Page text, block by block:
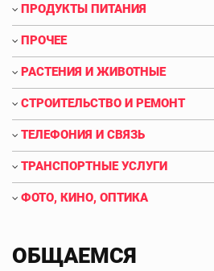
ПРОДУКТЫ ПИТАНИЯ
ПРОЧЕЕ
РАСТЕНИЯ И ЖИВОТНЫЕ
СТРОИТЕЛЬСТВО И РЕМОНТ
ТЕЛЕФОНИЯ И СВЯЗЬ
ТРАНСПОРТНЫЕ УСЛУГИ
ФОТО, КИНО, ОПТИКА
ОБЩАЕМСЯ